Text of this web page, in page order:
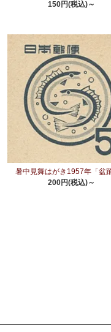
150円(税込)～
暑中見舞はがき1957年「盆
200円(税込)～